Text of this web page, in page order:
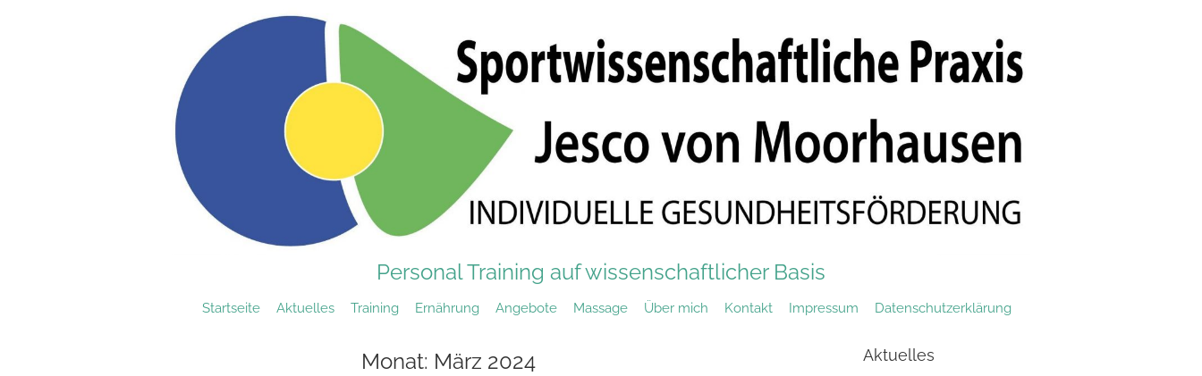
Personal Training auf wissenschaftlicher Basis
Startseite Aktuelles Training Ernährung Angebote Massage Über mich Kontakt Impressum Datenschutzerklärung
Monat: März 2024
Aktuelles